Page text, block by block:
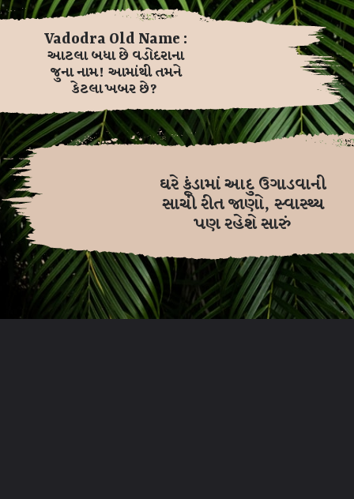
ઘરે કૂંડામાં આદુ ઉગાડવાની
સાચી રીત જાણો, સ્વાસ્થ્ય
પણ રહેશે સારું
Vadodra Old Name :
આટલા બધા છે વડોદરાના
જુના નામ! આમાંથી તમને
કેટલા ખબર છે?